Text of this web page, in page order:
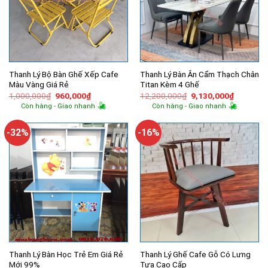
Thanh Lý Bộ Bàn Ghế Xếp Cafe
Màu Vàng Giá Rẻ
1,000,000₫ Giá
gốc
là:
960,000₫Giá
hiện
tại
960,000₫.
Còn hàng - Giao nhanh
Thanh Lý Bàn Ăn Cẩm Thạch Chân
Titan Kèm 4 Ghế
12,200,000₫ Giá
gốc
là:
9,130,000₫Giá
hiện
tại
Còn hàng - Giao nhanh
-32%
Thanh Lý Bàn Học Trẻ Em Giá Rẻ
Mới 99%
-16%
Thanh Lý Ghế Cafe Gỗ Có Lưng
Tựa Cao Cấp